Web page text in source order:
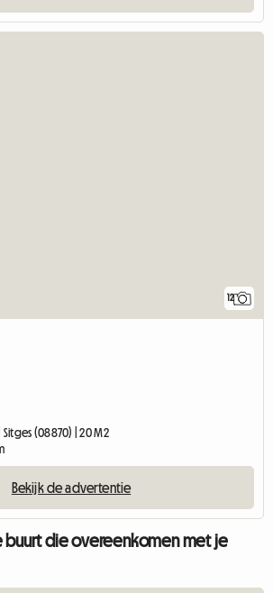
12
(08870) | 20 M2
Bekijk de advertentie
buurt die overeenkomen met je